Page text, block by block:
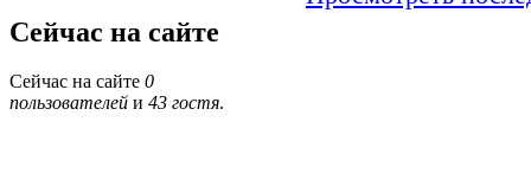
Сейчас на сайте
Сейчас на сайте 0
пользователей и 43 гостя.